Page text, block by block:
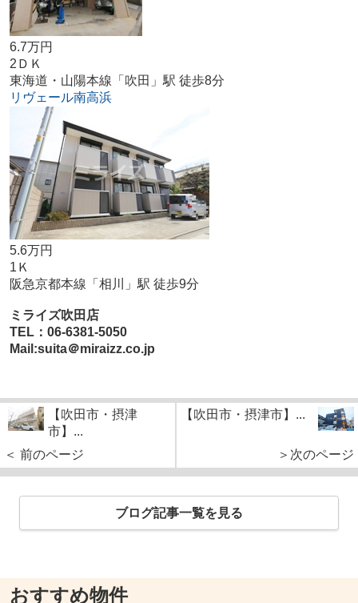
6.7万円
2ＤＫ
東海道・山陽本線「吹田」駅 徒歩8分
リヴェール南高浜
5.6万円
1Ｋ
阪急京都本線「相川」駅 徒歩9分
ミライズ吹田店
TEL：06-6381-5050
Mail:suita＠miraizz.co.jp
【吹田市・摂津
市】...
＜ 前のページ
【吹田市・摂津市】...
＞次のページ
ブログ記事一覧を見る
おすすめ物件